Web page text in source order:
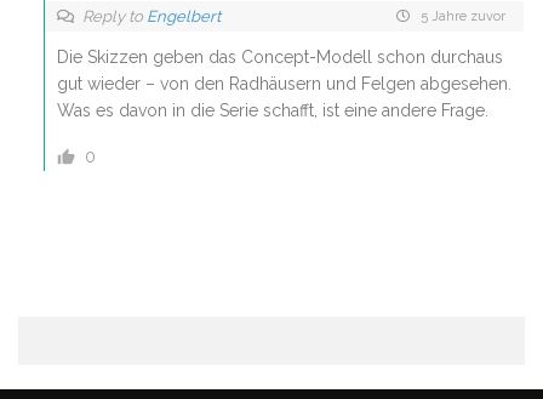
Reply to Engelbert 5 Jahre zuvor
Die Skizzen geben das Concept-Modell schon durchaus
gut wieder – von den Radhäusern und Felgen abgesehen.
Was es davon in die Serie schafft, ist eine andere Frage.
0